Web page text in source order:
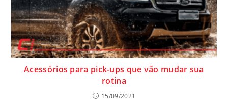
Acessórios para pick-ups que vão mudar sua
rotina
15/09/2021